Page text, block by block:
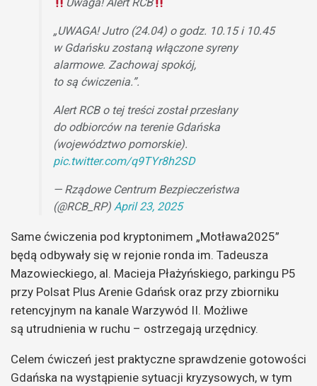
„UWAGA! Jutro (24.04) o godz. 10.15 i 10.45
w Gdańsku zostaną włączone syreny
alarmowe. Zachowaj spokój,
to są ćwiczenia.”.
Alert RCB o tej treści został przesłany
do odbiorców na terenie Gdańska
(województwo pomorskie).
pic.twitter.com/q9TYr8h2SD
— Rządowe Centrum Bezpieczeństwa
(@RCB_RP) April 23, 2025
Same ćwiczenia pod kryptonimem „Motława2025”
będą odbywały się w rejonie ronda im. Tadeusza
Mazowieckiego, al. Macieja Płażyńskiego, parkingu P5
przy Polsat Plus Arenie Gdańsk oraz przy zbiorniku
retencyjnym na kanale Warzywód II. Możliwe
są utrudnienia w ruchu – ostrzegają urzędnicy.
Celem ćwiczeń jest praktyczne sprawdzenie gotowości
Gdańska na wystąpienie sytuacji kryzysowych, w tym